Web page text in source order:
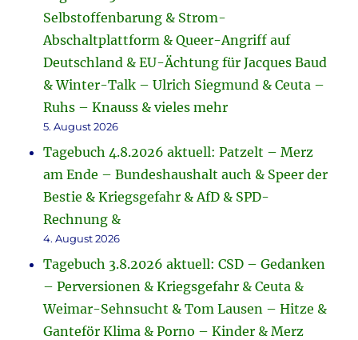
Selbstoffenbarung & Strom-
Abschaltplattform & Queer-Angriff auf
Deutschland & EU-Ächtung für Jacques Baud
& Winter-Talk – Ulrich Siegmund & Ceuta –
Ruhs – Knauss & vieles mehr
5. August 2026
Tagebuch 4.8.2026 aktuell: Patzelt – Merz
am Ende – Bundeshaushalt auch & Speer der
Bestie & Kriegsgefahr & AfD & SPD-
Rechnung &
4. August 2026
Tagebuch 3.8.2026 aktuell: CSD – Gedanken
– Perversionen & Kriegsgefahr & Ceuta &
Weimar-Sehnsucht & Tom Lausen – Hitze &
Ganteför Klima & Porno – Kinder & Merz